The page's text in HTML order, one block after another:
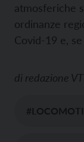
atmosferiche
ordinanze
Covid-19 e,
di redazione VT